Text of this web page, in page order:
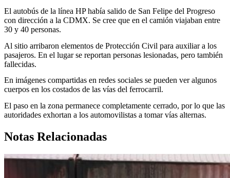
El autobús de la línea HP había salido de San Felipe del Progreso
con dirección a la CDMX. Se cree que en el camión viajaban entre
30 y 40 personas.
Al sitio arribaron elementos de Protección Civil para auxiliar a los
pasajeros. En el lugar se reportan personas lesionadas, pero también
fallecidas.
En imágenes compartidas en redes sociales se pueden ver algunos
cuerpos en los costados de las vías del ferrocarril.
El paso en la zona permanece completamente cerrado, por lo que las
autoridades exhortan a los automovilistas a tomar vías alternas.
Notas Relacionadas